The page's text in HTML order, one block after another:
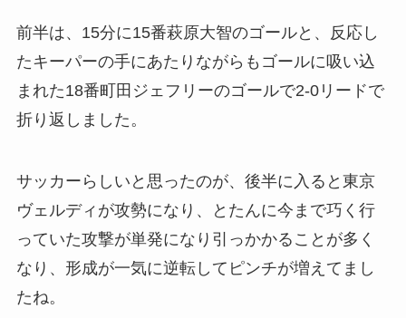
前半は、15分に15番萩原大智のゴールと、反応し
たキーパーの手にあたりながらもゴールに吸い込
まれた18番町田ジェフリーのゴールで2-0リードで
折り返しました。
サッカーらしいと思ったのが、後半に入ると東京
ヴェルディが攻勢になり、とたんに今まで巧く行
っていた攻撃が単発になり引っかかることが多く
なり、形成が一気に逆転してピンチが増えてまし
たね。